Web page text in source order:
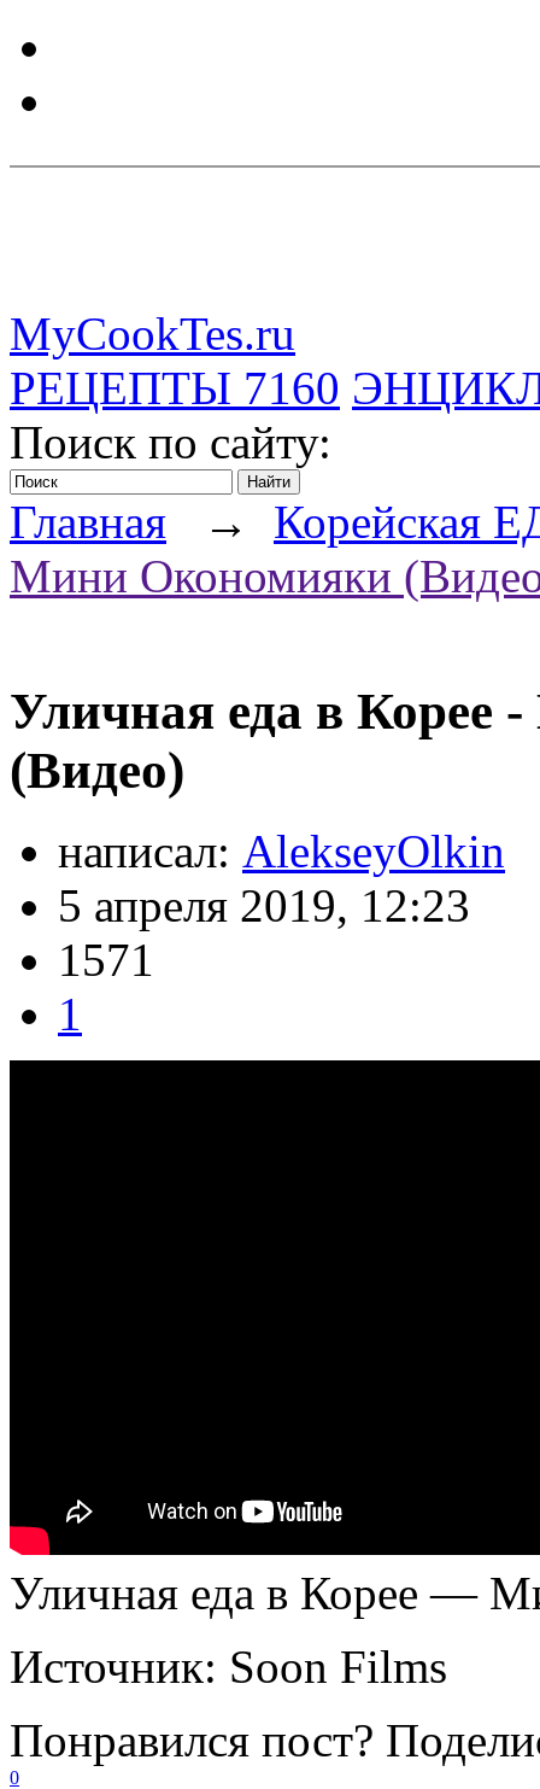
MyCookTes.ru
РЕЦЕПТЫ 7160
Поиск по сайту:
Главная → Корейская
Мини Окономияки
Уличная еда в
(Видео)
написал: AlekseyOlkin
5 апреля 2019, 12:23
1571
1
Уличная еда в Корее —
Источник: Soon Films
Понравился пост?
0